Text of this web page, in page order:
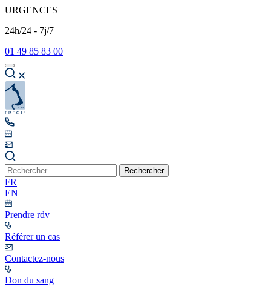
URGENCES
24h/24 - 7j/7
01 49 85 83 00
Rechercher
FR
EN
Prendre rdv
Référer un cas
Contactez-nous
Don du sang